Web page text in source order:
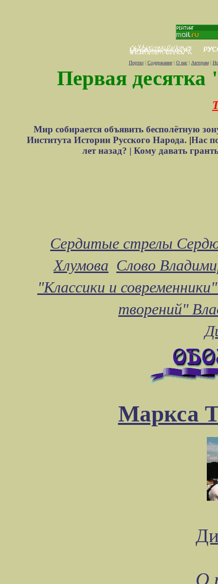
Портал| Содержание| О нас| Авторам|
Первая десятка
Мир собирается объявить бесполётную
Института Истории Русского Народа. |Нас
лет назад? | Кому давать
Сердитые стрелы
Хлумова Слово
"Классики и
творений"
Маркса
О